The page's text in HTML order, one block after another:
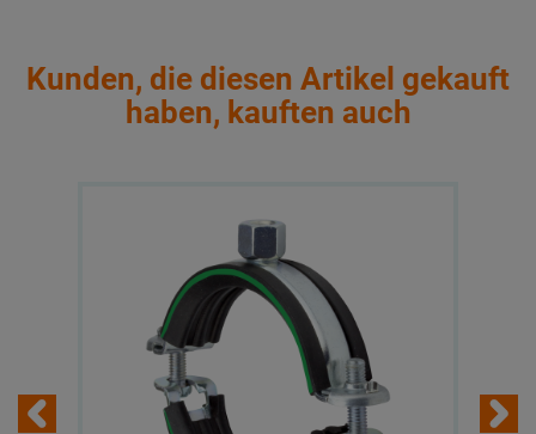
Kunden, die diesen Artikel gekauft
haben, kauften auch